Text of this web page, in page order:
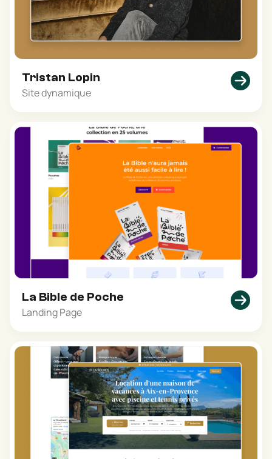
Tristan Lopin
Site dynamique
La Bible de Poche
Landing Page